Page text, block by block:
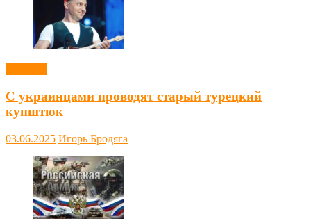
С украинцами проводят старый турецкий
кунштюк
03.06.2025 Игорь Бродяга